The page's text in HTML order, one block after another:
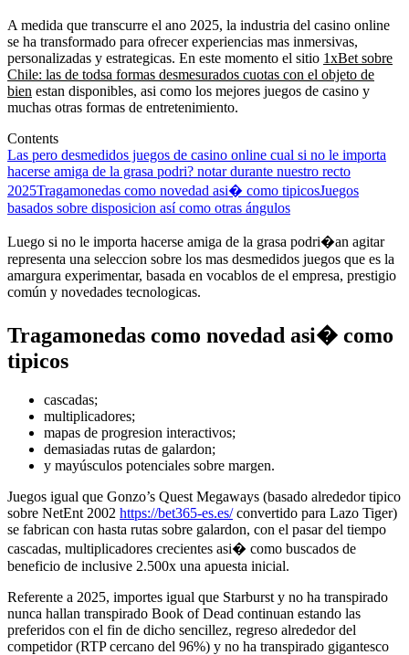
A medida que transcurre el ano 2025, la industria del casino online
se ha transformado para ofrecer experiencias mas inmersivas,
personalizadas y estrategicas. En este momento el sitio 1xBet sobre
Chile: las de todsa formas desmesurados cuotas con el objeto de
bien estan disponibles, asi como los mejores juegos de casino y
muchas otras formas de entretenimiento.
Contents
Las pero desmedidos juegos de casino online cual si no le importa
hacerse amiga de la grasa podri? notar durante nuestro recto
2025Tragamonedas como novedad asi� como tipicosJuegos
basados sobre disposicion así­ como otras ángulos
Luego si no le importa hacerse amiga de la grasa podri�an agitar
representa una seleccion sobre los mas desmedidos juegos que es la
amargura experimentar, basada en vocablos de el empresa, prestigio
común y novedades tecnologicas.
Tragamonedas como novedad asi� como
tipicos
cascadas;
multiplicadores;
mapas de progresion interactivos;
demasiadas rutas de galardon;
y mayúsculos potenciales sobre margen.
Juegos igual que Gonzo’s Quest Megaways (basado alrededor tipico
sobre NetEnt 2002 https://bet365-es.es/convertido para Lazo Tiger)
se fabrican con hasta rutas sobre galardon, con el pasar del tiempo
cascadas, multiplicadores crecientes asi� como buscados de
beneficio de inclusive 2.500x una apuesta inicial.
Referente a 2025, importes igual que Starburst y no ha transpirado
nunca hallan transpirado Book of Dead continuan estando las
preferidos con el fin de dicho sencillez, regreso alrededor del
competidor (RTP cercano del 96%) y no ha transpirado gigantesco